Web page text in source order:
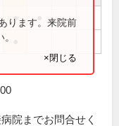
●
ります。来院前
×閉じる
院までお問合せく